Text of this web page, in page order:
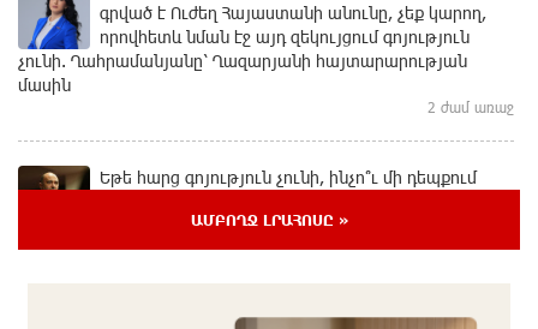
գրված է Ուժեղ Հայաստանի անունը, չեք կարող,
որովհետև նման էջ այդ զեկույցում գոյություն
չունի. Ղահրամանյանը՝ Ղազարյանի հայտարարության
մասին
2 ժամ առաջ
Եթե հարց գոյություն չունի, ինչո՞ւ մի դեպքում
Էդմոն Մարուքյան
2 ժամ առաջ
Այսօր ամոթի օր է, այսօր Էջմիածնում դատում են
ԱՄԲՈՂՋ ԼՐԱՀՈՍԸ »